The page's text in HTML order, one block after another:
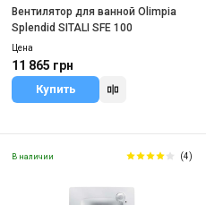
Вентилятор для ванной Olimpia
Splendid SITALI SFE 100
Цена
11 865 грн
Купить
В наличии (4)